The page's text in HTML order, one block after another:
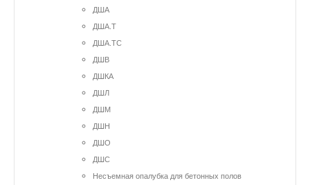
ДША
ДША.Т
ДША.ТС
ДШВ
ДШКА
ДШЛ
ДШМ
ДШН
ДШО
ДШС
Несъемная опалубка для бетонных полов